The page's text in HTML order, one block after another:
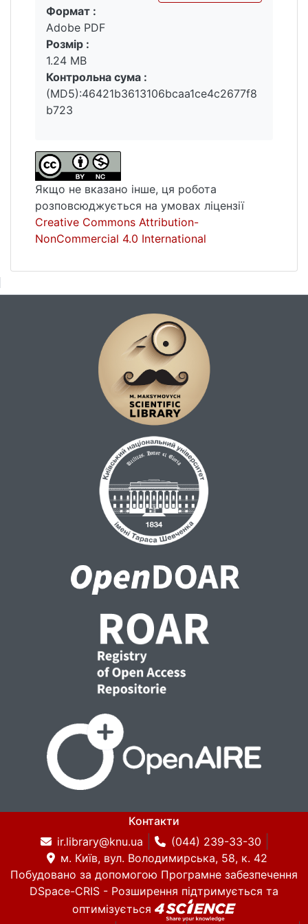
Вантажиться...
Формат :
Adobe PDF
Розмір :
1.24 MB
Контрольна сума :
(MD5):46421b3613106bcaa1ce4c2677f8
b723
Якщо не вказано інше, ця робота
розповсюджується на умовах ліцензії
Creative Commons Attribution-
NonCommercial 4.0 International
Контакти
ir.library@knu.ua
(044) 239-33-30
м. Київ, вул. Володимирська, 58, к. 42
Побудовано за допомогою Програмне забезпечення
DSpace-CRIS - Розширення підтримується та
оптимізується